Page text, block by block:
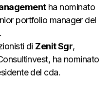
ha nominato
portfolio manager del
di Zenit Sgr,
ha nominato
del cda.